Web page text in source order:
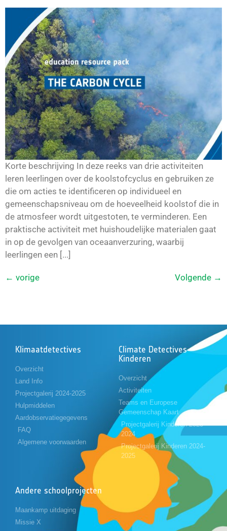
Korte beschrijving In deze reeks van drie activiteiten
leren leerlingen over de koolstofcyclus en gebruiken ze
die om acties te identificeren op individueel en
gemeenschapsniveau om de hoeveelheid koolstof die in
de atmosfeer wordt uitgestoten, te verminderen. Een
praktische activiteit met huishoudelijke materialen gaat
in op de gevolgen van oceaanverzuring, waarbij
leerlingen een [...]
← vorige Volgende →
Klimaatdetectives
Overzicht
Land Info
Projectgalerij 2024-2025
Hulpmiddelen
Aardobservatiegegevens
FAQ
Algemene voorwaarden
Climate Detectives
Kinderen
Overzicht
Activiteiten
Teams en Europese
Gemeenschap Kaart
Projectgalerij Kinderen 2023-
2024
Projectgalerij Kinderen 2024-
2025
Andere schoolprojecten
Maankamp uitdaging
Missie X